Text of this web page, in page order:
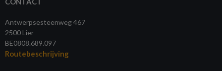
Antwerpsesteenweg 467
2500 Lier
BE0808.689.097
Routebeschrijving